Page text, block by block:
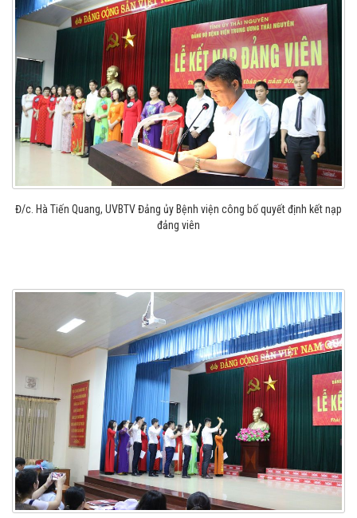
Đ/c. Hà Tiến Quang, UVBTV Đảng ủy Bệnh viện công bố quyết định kết nạp
đảng viên